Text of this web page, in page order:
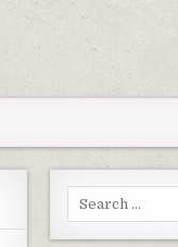
Search for: